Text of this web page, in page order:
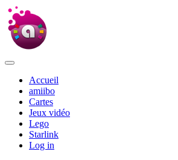
Accueil
amiibo
Cartes
Jeux vidéo
Lego
Starlink
Log in